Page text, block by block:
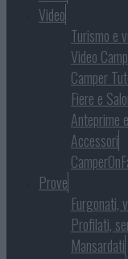
Video
Turismo e
Video
Camper
Fiere e
Anteprime
Accessori
Prove
Furgonati,
Profilati,
Mansardati